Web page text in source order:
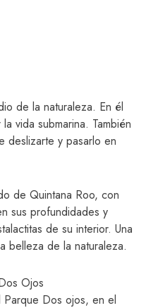
de la naturaleza. En él
vida submarina. También
deslizarte y pasarlo en
de Quintana Roo, con
sus profundidades y
de su interior. Una
belleza de la naturaleza.
Parque Dos ojos, en el